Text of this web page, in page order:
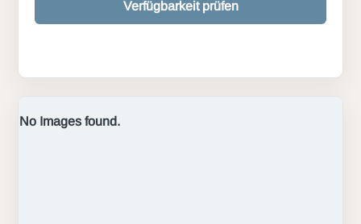
Verfügbarkeit prüfen
No Images found.